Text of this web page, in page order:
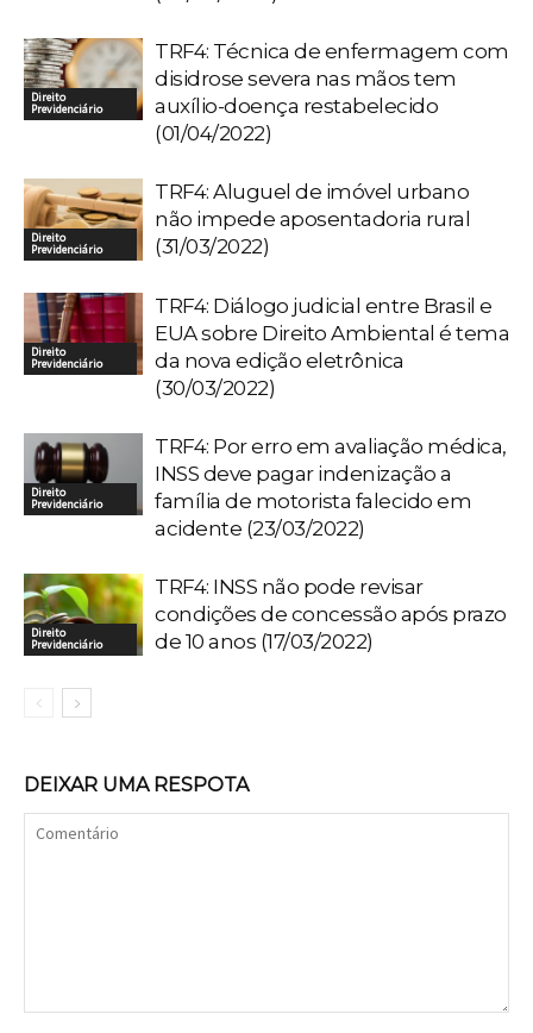
Direito
Previdenciário
TRF4: Técnica de enfermagem com
disidrose severa nas mãos tem
auxílio-doença restabelecido
(01/04/2022)
Direito
Previdenciário
TRF4: Aluguel de imóvel urbano
não impede aposentadoria rural
(31/03/2022)
Direito
Previdenciário
TRF4: Diálogo judicial entre Brasil e
EUA sobre Direito Ambiental é tema
da nova edição eletrônica
(30/03/2022)
Direito
Previdenciário
TRF4: Por erro em avaliação médica,
INSS deve pagar indenização a
família de motorista falecido em
acidente (23/03/2022)
Direito
Previdenciário
TRF4: INSS não pode revisar
condições de concessão após prazo
de 10 anos (17/03/2022)
DEIXAR UMA RESPOTA